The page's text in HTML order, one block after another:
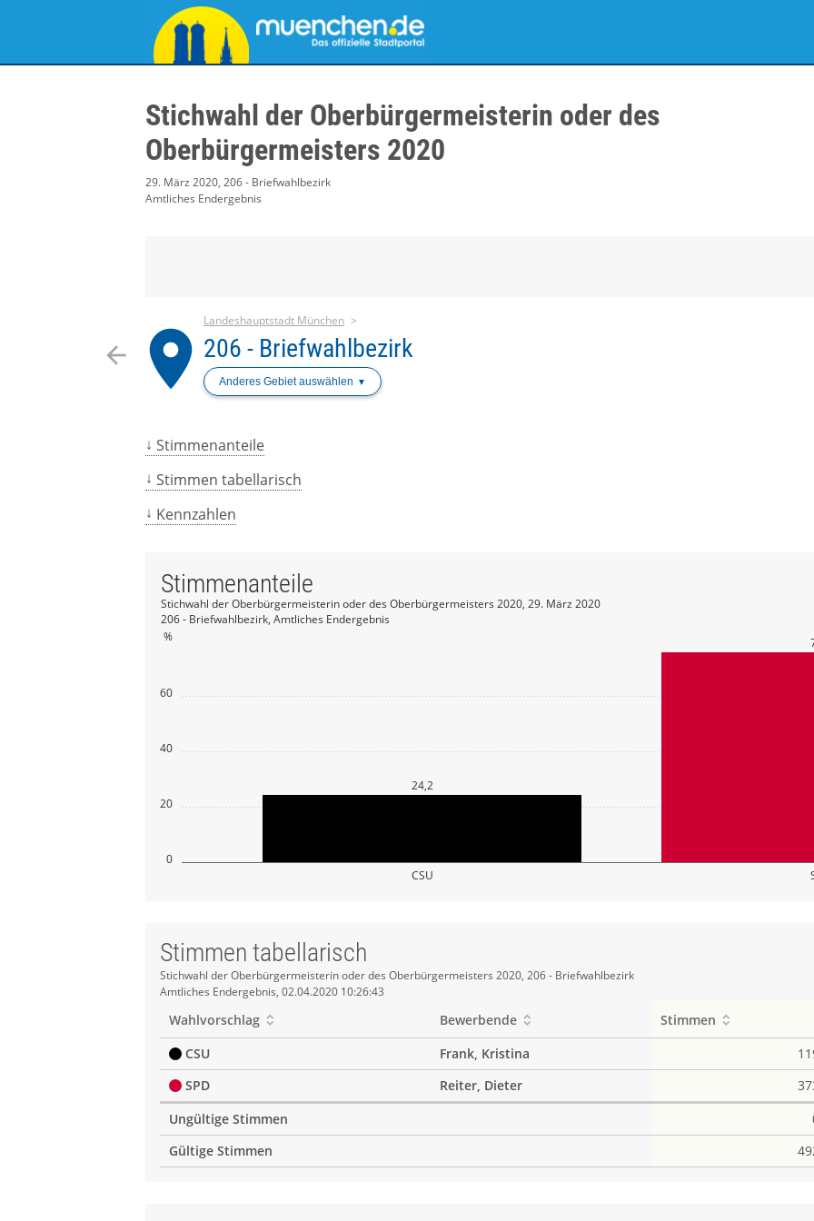
Stichwahl der Oberbürgermeisterin oder des
Oberbürgermeisters 2020
29. März 2020, 206 - Briefwahlbezirk
Amtliches Endergebnis
arrow_back place
Landeshauptstadt München
206 - Briefwahlbezirk
Anderes Gebiet auswählen
Stimmenanteile
Stimmen tabellarisch
Kennzahlen
0
20
40
60
%
CSU
24,2
Stimmenanteile
Stichwahl der Oberbürgermeisterin oder des Oberbürgermeisters 2020, 29. März 2020
206 - Briefwahlbezirk, Amtliches Endergebnis
Stimmen tabellarisch
Stimmen
tabellarisch
Stichwahl der Oberbürgermeisterin oder des Oberbürgermeisters 2020, 206 - Briefwahlbezirk
Amtliches Endergebnis, 02.04.2020 10:26:43
Wahlvorschlag Bewerbende Stimmen
CSU
Frank, Kristina
SPD
Reiter, Dieter
Ungültige Stimmen
Gültige Stimmen